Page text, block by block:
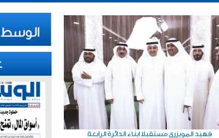
فهيد المويزري مستقبلا ابناء الدائرة الرابعة